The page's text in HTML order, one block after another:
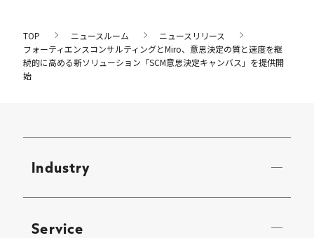
TOP ニュースルーム
ニュースリリース
フォーティエンスコンサルティングとMiro、意思決定の質と速度を継
続的に高める新ソリューション「SCM意思決定キャンバス」を提供開
始
Industry
Service